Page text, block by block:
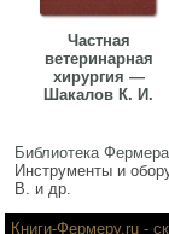
Частная
ветеринарная
хирургия —
Шакалов К. И.
Библиотека Фермера
Инструменты и
В. и др.
Книги-Фермеру.ru -